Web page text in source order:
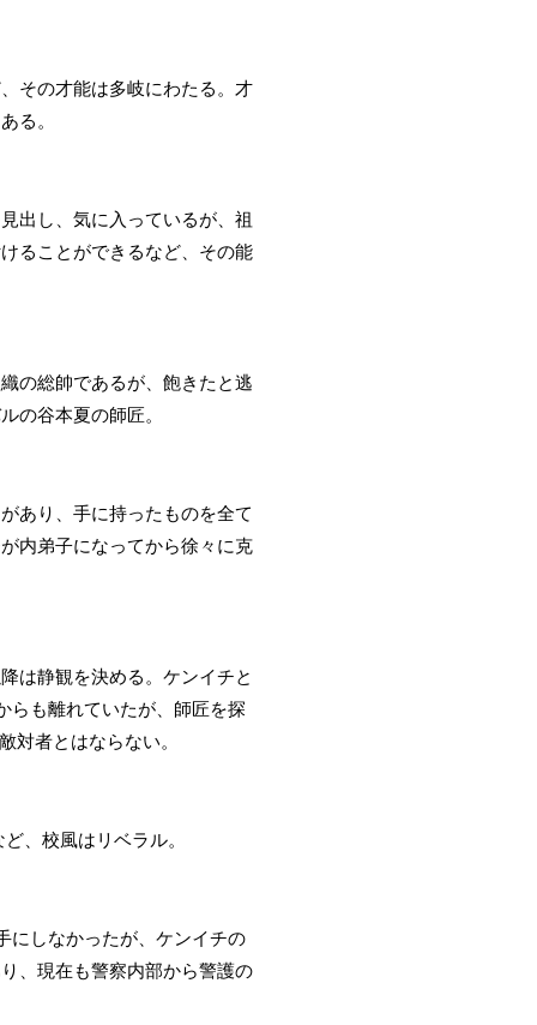
その才能は多岐にわたる。才
る。
出し、気に入っているが、祖
ることができるなど、その能
の総帥であるが、飽きたと逃
の谷本夏の師匠。
あり、手に持ったものを全て
内弟子になってから徐々に克
は静観を決める。ケンイチと
らも離れていたが、師匠を探
対者とはならない。
、校風はリベラル。
にしなかったが、ケンイチの
、現在も警察内部から警護の